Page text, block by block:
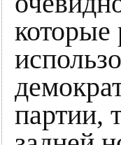
которые
партии,